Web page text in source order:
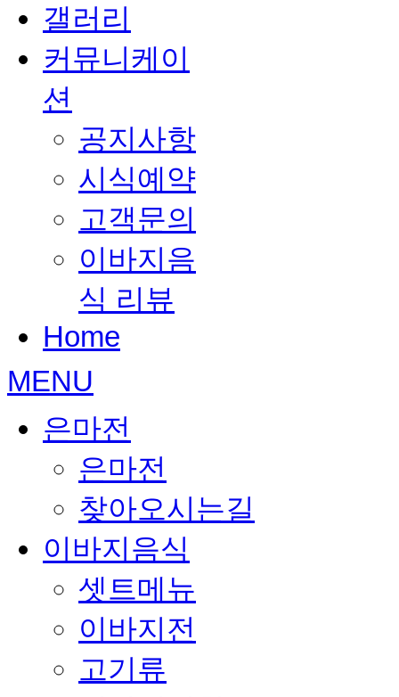
갤러리
커뮤니케이
션
공지사항
시식예약
고객문의
이바지음
식 리뷰
Home
MENU
은마전
은마전
찾아오시는길
이바지음식
셋트메뉴
이바지전
고기류